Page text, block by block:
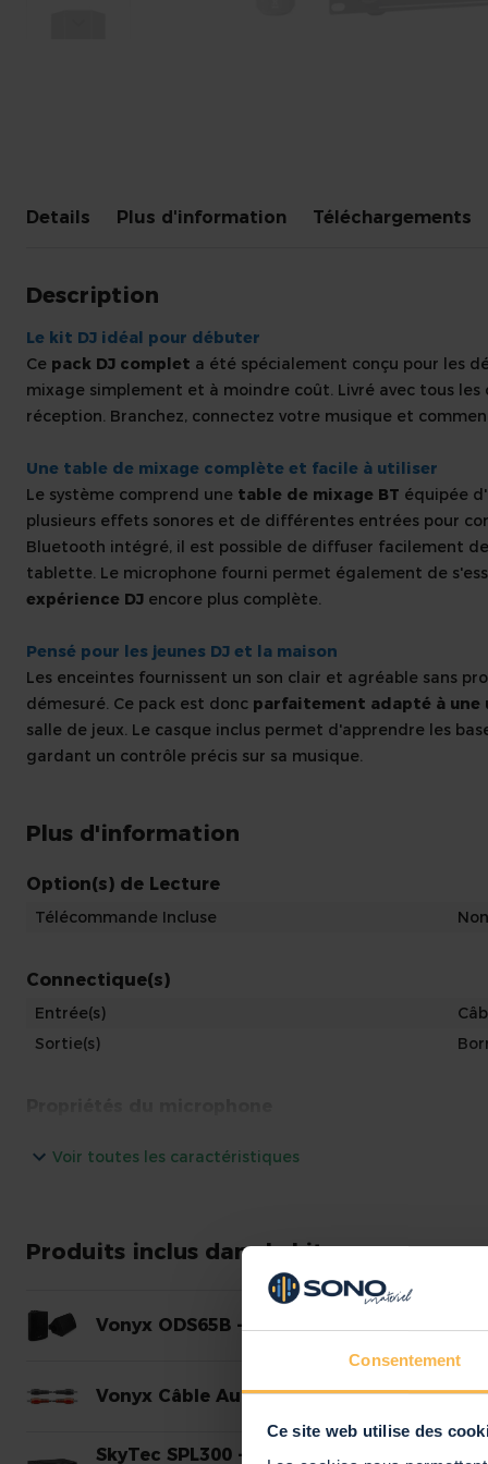
Consentement
Ce site web utilise des
of
gallery
Details Plus d'information Téléchargements
Description
Le kit DJ idéal pour débuter
Ce pack DJ complet a été spécialement conçu pour les
mixage simplement et à moindre coût. Livré avec tous les
réception. Branchez, connectez votre musique et
Une table de mixage complète et facile à utiliser
Le système comprend une table de mixage BT équipée
plusieurs effets sonores et de différentes entrées pour
Bluetooth intégré, il est possible de diffuser facilement
tablette. Le microphone fourni permet également de
expérience DJ encore plus complète.
Pensé pour les jeunes DJ et la maison
Les enceintes fournissent un son clair et agréable sans
démesuré. Ce pack est donc parfaitement adapté à
salle de jeux. Le casque inclus permet d'apprendre les
gardant un contrôle précis sur sa musique.
Plus d'information
Option(s) de Lecture
Télécommande Incluse Non
Connectique(s)
Entrée(s)
Sortie(s)
Spécifications techniques
Prise d'Alimentation
Voir toutes les caractéristiques
Produits inclus dans le kit
Vonyx ODS65B - Enceintes 2 Voies 120
Vonyx Câble Audio 2RCA - 1,2m
SkyTec SPL300 - Amplificateur